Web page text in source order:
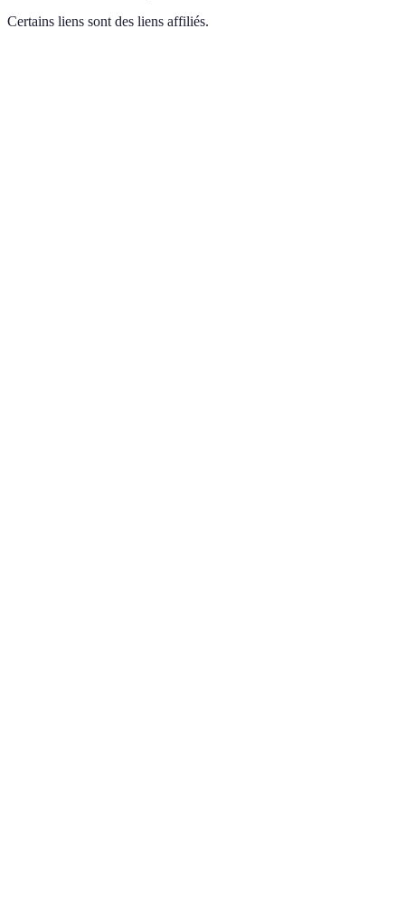
Certains liens sont des liens affiliés.